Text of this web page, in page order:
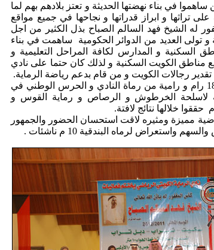
في بناء نهضتها الحديثة و تعتز بلادهم بهم لما
تراثها و ابراز قدراتها و نجاحها في جميع مواقع
له الشيخ فهد السالم الصباح بذل الكثير من اجل
و تولى العديد من الدوائر الحكومية ساهمت في بناء
السكنية و المدارس لكافة المراحل التعليمية و
مناطق الكويت السكنية و لذلك كان حتما على نادي
تقدير رجالات الكويت و من قام بدعم رياضة الرماية.
و قال العصيمي ان ما يزيد على 180 رام و رامية من رماة النادي و الحرس الوطني في
لاسلحة الخرطوش و الرصاص و رماية القوس و
حققوا خلالها نتائج لافتة.
مميزة ومثيره لاقت استحسان الحضور والجمهور
لرماه البندقية 10 م ناشئات .